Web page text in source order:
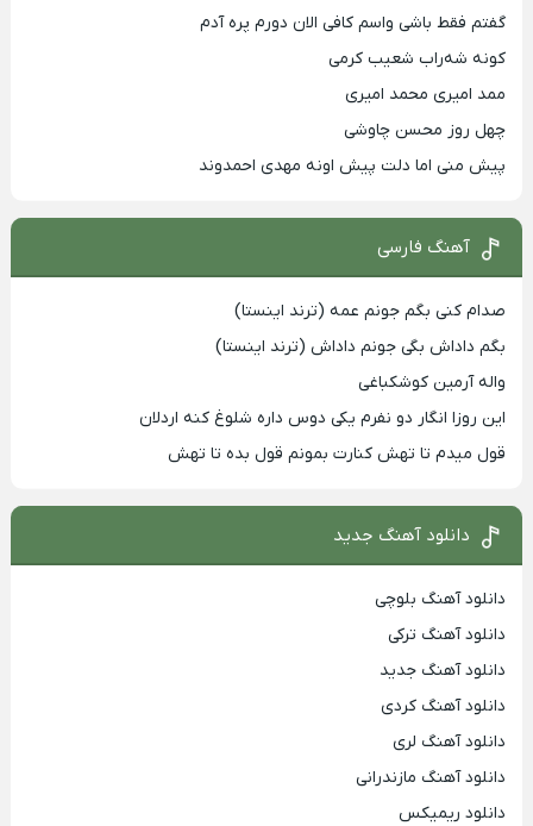
گفتم فقط باشی واسم کافی الان دورم پره آدم
کونه شه‌راب شعیب کرمی
ممد امیری محمد امیری
چهل روز محسن چاوشی
پیش منی اما دلت پیش اونه مهدی احمدوند
آهنگ فارسی
صدام کنی بگم جونم عمه (ترند اینستا)
بگم داداش بگی جونم داداش (ترند اینستا)
واله آرمین کوشکباغی
این روزا انگار دو نفرم یکی دوس داره شلوغ کنه اردلان
قول میدم تا تهش کنارت بمونم قول بده تا تهش
دانلود آهنگ جدید
دانلود آهنگ بلوچی
دانلود آهنگ ترکی
دانلود آهنگ جدید
دانلود آهنگ کردی
دانلود آهنگ لری
دانلود آهنگ مازندرانی
دانلود ریمیکس